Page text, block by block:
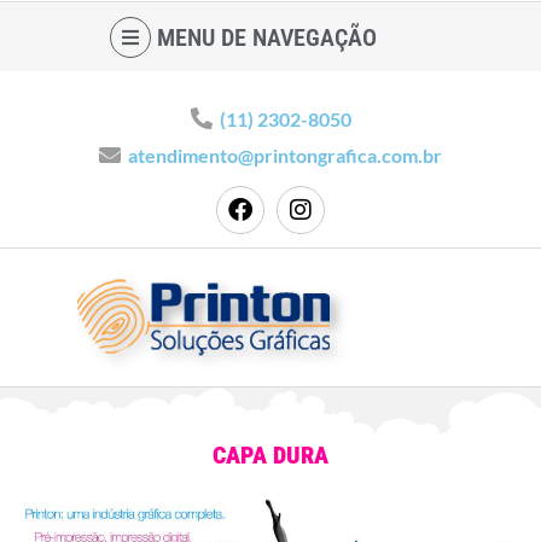
MENU DE NAVEGAÇÃO
(11) 2302-8050
atendimento@printongrafica.com.br
CAPA DURA